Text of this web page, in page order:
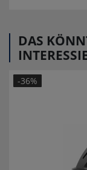
DAS
-36%